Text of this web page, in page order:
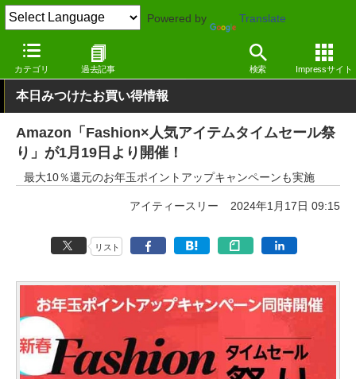
Powered by Translate
カテゴリ 過去記事 検索 Impressサイト
窓の杜 ライフ 生活
本日みつけたお買い得情報
Amazon「Fashion×人気アイテムタイムセール祭
り」が1月19日より開催！
最大10％還元のお年玉ポイントアップキャンペーンも実施
アイティースリー 2024年1月17日 09:15
リスト